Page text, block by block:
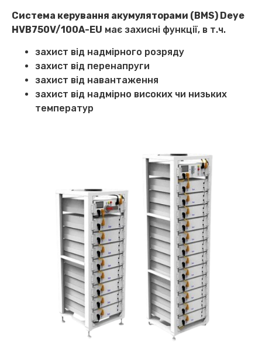
Система керування акумуляторами (BMS) Deye
HVB750V/100A-EU має захисні функції, в т.ч.
захист від надмірного розряду
захист від перенапруги
захист від навантаження
захист від надмірно високих чи низьких
температур